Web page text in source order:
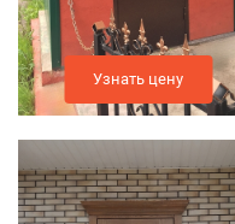
Узнать цену